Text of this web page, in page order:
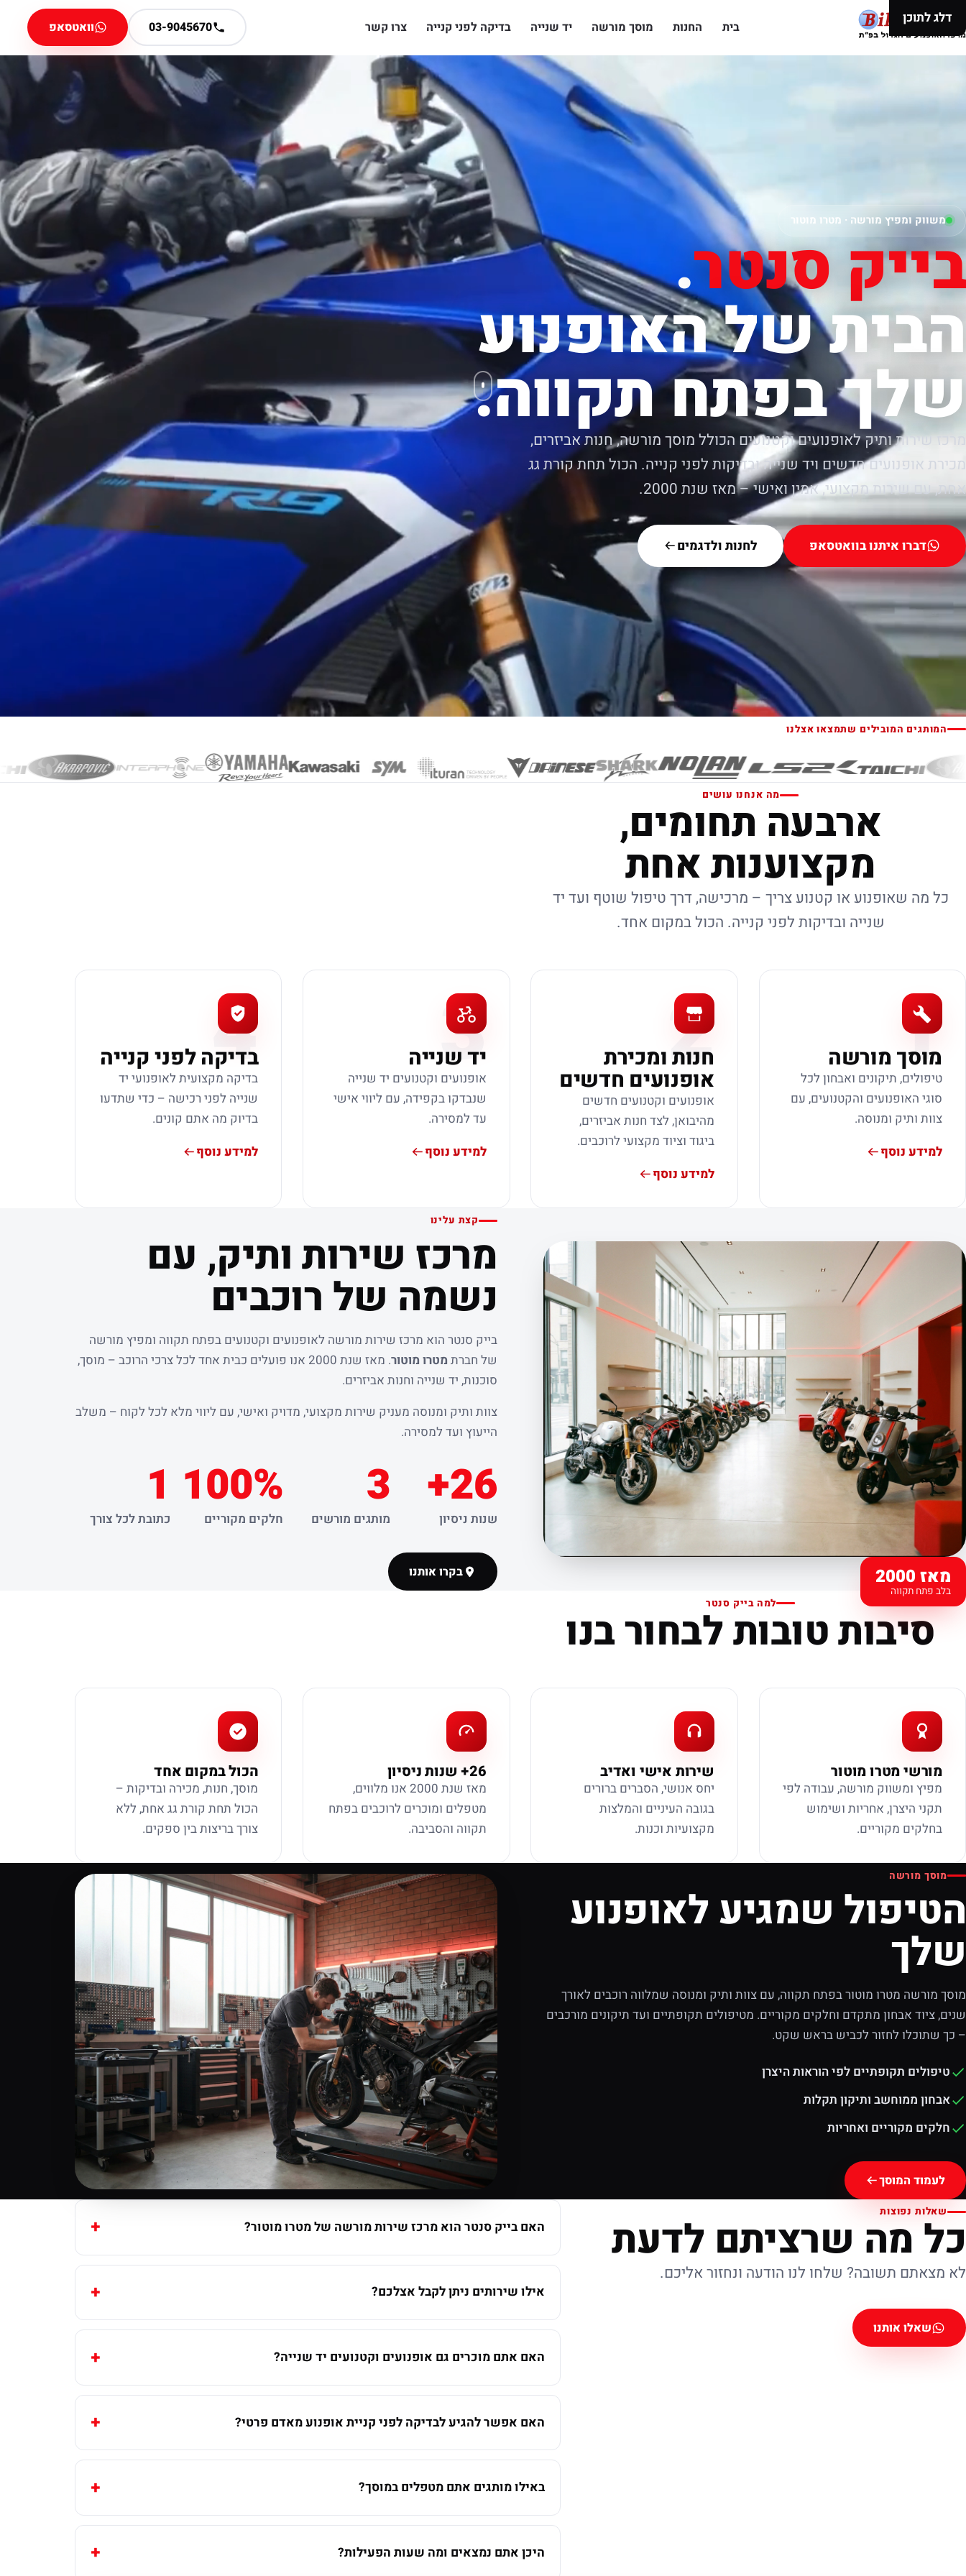
דלג לתוכן
בית החנות מוסך מורשה יד שנייה בדיקה לפני קנייה צרו קשר 03-9045670 וואטסאפ
משווק ומפיץ מורשה · מטרו מוטור
בייק סנטר.
הבית של האופנוע
שלך בפתח תקווה.
מרכז שירות ותיק לאופנועים וקטנועים הכולל מוסך מורשה, חנות אביזרים,
מכירת אופנועים חדשים ויד שנייה ובדיקות לפני קנייה. הכול תחת קורת גג
אחת, עם שירות מקצועי, אמין ואישי – מאז שנת 2000.
דברו איתנו בוואטסאפ לחנות ולדגמים
המותגים המובילים שתמצאו אצלנו
מה אנחנו עושים
ארבעה תחומים,
מקצוענות אחת
כל מה שאופנוע או קטנוע צריך – מרכישה, דרך טיפול שוטף ועד יד
שנייה ובדיקות לפני קנייה. הכול במקום אחד.
1
מוסך מורשה
טיפולים, תיקונים ואבחון לכל
סוגי האופנועים והקטנועים, עם
צוות ותיק ומנוסה.
למידע נוסף
2
חנות ומכירת
אופנועים חדשים
אופנועים וקטנועים חדשים
מהיבואן, לצד חנות אביזרים,
ביגוד וציוד מקצועי לרוכבים.
למידע נוסף
3
יד שנייה
אופנועים וקטנועים יד שנייה
שנבדקו בקפידה, עם ליווי אישי
עד למסירה.
למידע נוסף
4
בדיקה לפני קנייה
בדיקה מקצועית לאופנועי יד
שנייה לפני רכישה – כדי שתדעו
בדיוק מה אתם קונים.
למידע נוסף
מאז 2000
בלב פתח תקווה
קצת עלינו
מרכז שירות ותיק, עם
נשמה של רוכבים
בייק סנטר הוא מרכז שירות מורשה לאופנועים וקטנועים בפתח תקווה ומפיץ מורשה
של חברת מטרו מוטור
. מאז שנת 2000 אנו פועלים כבית אחד לכל צרכי הרוכב – מוסך,
סוכנות, יד שנייה וחנות אביזרים.
צוות ותיק ומנוסה מעניק שירות מקצועי, מדויק ואישי, עם ליווי מלא לכל לקוח – משלב
הייעוץ ועד למסירה.
26+
שנות ניסיון
3
מותגים מורשים
100%
חלקים מקוריים
1
כתובת לכל צורך
בקרו אותנו
למה בייק סנטר
סיבות טובות לבחור בנו
מורשי מטרו מוטור
מפיץ ומשווק מורשה, עבודה לפי
תקני היצרן, אחריות ושימוש
בחלקים מקוריים.
שירות אישי ואדיב
יחס אנושי, הסברים ברורים
בגובה העיניים והמלצות
מקצועיות וכנות.
26+ שנות ניסיון
מאז שנת 2000 אנו מלווים,
מטפלים ומוכרים לרוכבים בפתח
תקווה והסביבה.
הכול במקום אחד
מוסך, חנות, מכירה ובדיקות –
הכול תחת קורת גג אחת, ללא
צורך בריצות בין ספקים.
מוסך מורשה
הטיפול שמגיע לאופנוע
שלך
מוסך מורשה מטרו מוטור בפתח תקווה, עם צוות ותיק ומנוסה שמלווה רוכבים לאורך
שנים, ציוד אבחון מתקדם וחלקים מקוריים. מטיפולים תקופתיים ועד תיקונים מורכבים
– כך שתוכלו לחזור לכביש בראש שקט.
טיפולים תקופתיים לפי הוראות היצרן
אבחון ממוחשב ותיקון תקלות
חלקים מקוריים ואחריות
לעמוד המוסך
שאלות נפוצות
כל מה שרציתם לדעת
לא מצאתם תשובה? שלחו לנו הודעה ונחזור אליכם.
שאלו אותנו
האם בייק סנטר הוא מרכז שירות מורשה של מטרו מוטור?
אילו שירותים ניתן לקבל אצלכם?
האם אתם מוכרים גם אופנועים וקטנועים יד שנייה?
האם אפשר להגיע לבדיקה לפני קניית אופנוע מאדם פרטי?
באילו מותגים אתם מטפלים במוסך?
היכן אתם נמצאים ומה שעות הפעילות?